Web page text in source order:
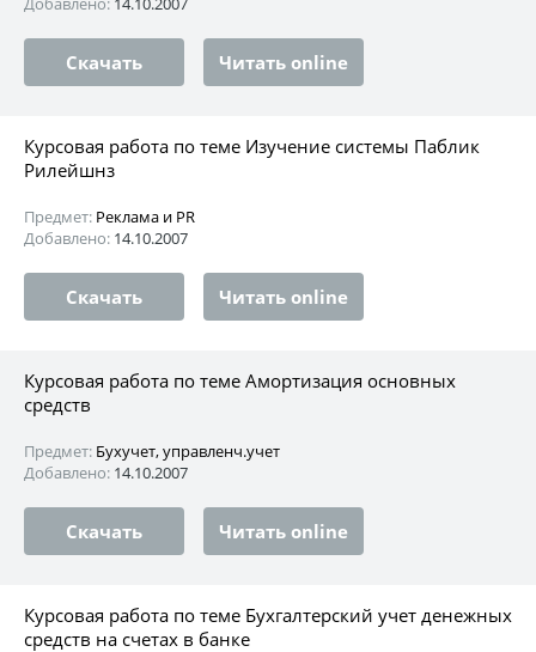
Скачать Читать online
Курсовая работа по теме Изучение системы Паблик
Рилейшнз
Предмет: Реклама и PR
Добавлено: 14.10.2007
Скачать Читать online
Курсовая работа по теме Амортизация основных
средств
Предмет: Бухучет, управленч.учет
Добавлено: 14.10.2007
Скачать Читать online
Курсовая работа по теме Бухгалтерский учет денежных
средств на счетах в банке